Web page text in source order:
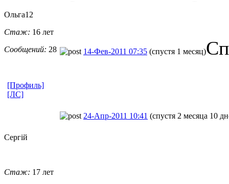
Ольга12
Стаж: 16 лет
Сообщений: 28 14-Фев-2011 07:35 (спустя 1 месяц)
[Профиль]
[ЛС]
Сергiй
Стаж: 17 лет
24-Апр-2011 10:41 (спустя 2 месяца 10